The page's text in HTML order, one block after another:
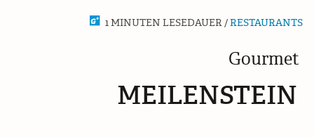
1 MINUTEN LESEDAUER /RESTAURANTS
Gourmet
MEILENSTEIN